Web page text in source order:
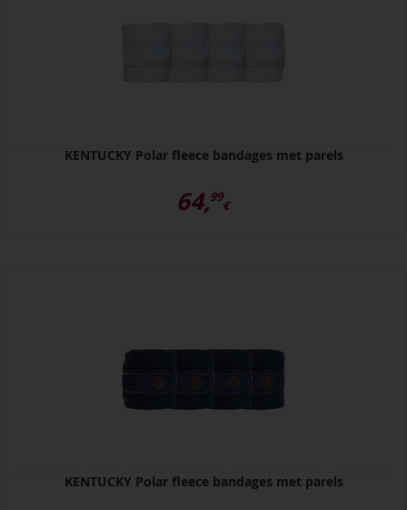
KENTUCKY Polar fleece bandages met parels
64,99
€
KENTUCKY Polar fleece bandages met parels